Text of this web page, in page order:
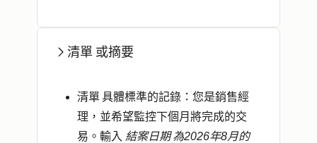
清單 或摘要
清單 具體標準的記錄 ：您是銷售經
理，並希望監控下個月將完成的交
易。輸入 結案日期 為2026年8月的